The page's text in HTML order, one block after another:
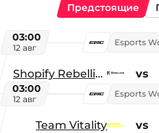
Предстоящие
03:00
12 авг
Esports
Shopify Rebellion vs
03:00
12 авг
Esports
Team Vitality vs